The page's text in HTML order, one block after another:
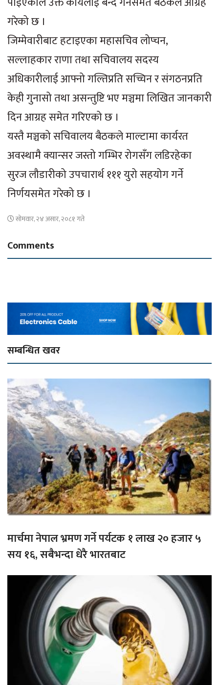
गरेको छ ।
जिम्मेवारीबाट हटाइएका महासचिव लोप्चन,
सल्लाहकार राणा तथा सचिवालय सदस्य
अधिकारीलाई आफ्नो गल्तिप्रति सच्चिन र संगठनप्रति
केही गुनासो तथा असन्तुष्टि भए मञ्चमा लिखित जानकारी
दिन आग्रह समेत गरिएको छ ।
यस्तै मञ्चको सचिवालय बैठकले माल्टामा कार्यरत
अवस्थामै क्यान्सर जस्तो गम्भिर रोगसँग लडिरहेका
सुरज लौडारीको उपचारार्थ १११ युरो सहयोग गर्ने
निर्णयसमेत गरेको छ ।
सोमवार, २४ असार, २०८१ गते
Comments
सम्बन्धित खवर
मार्चमा नेपाल भ्रमण गर्ने पर्यटक १ लाख २० हजार ५
सय १६, सबैभन्दा धेरै भारतबाट